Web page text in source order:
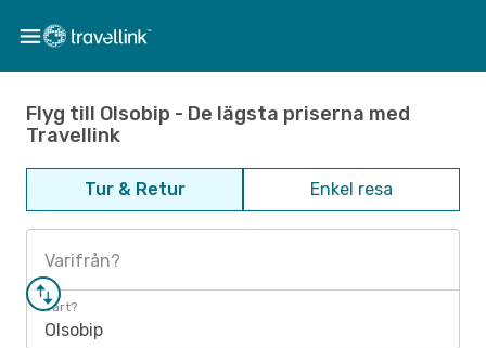
Flyg till Olsobip - De lägsta priserna med
Travellink
Tur & Retur Enkel resa
Varifrån?
Vart?
Olsobip